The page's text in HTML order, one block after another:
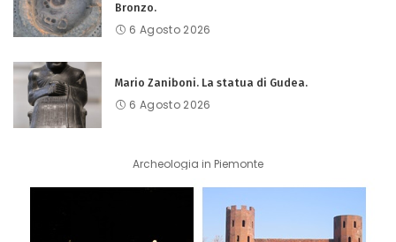
Bronzo.
6 Agosto 2026
Mario Zaniboni. La statua di Gudea.
6 Agosto 2026
Archeologia in Piemonte